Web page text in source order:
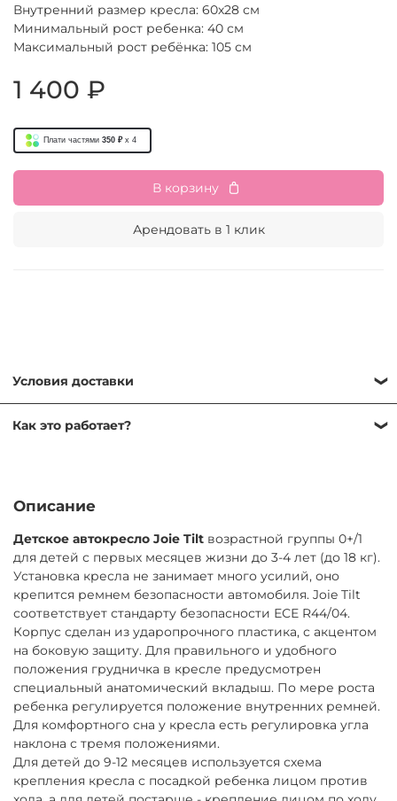
Внутренний размер кресла: 60х28 см
Минимальный рост ребенка: 40 см
Максимальный рост ребёнка: 105 см
1 400 ₽
Плати частями 350 ₽ x 4
В корзину
Арендовать в 1 клик
Условия доставки
ул. Никулинская 23к1, ежедневно 9:00–21:00
Доставка за МКАД — от 600 ₽
Завтра или позже, до 30 км от МКАД
Экспресс-доставка — от 800 ₽
Сегодня
Возврат курьером (по тарифам доставки) или в ПВЗ (ул.
Никулинская 23к1) ежедневно 9:00–21:00
Как это работает?
паспорт РФ для подтверждения личности. Если
паспорта РФ нет, потребуется залог (от 1000 ₽)
Товар можно вернуть в любой момент самостоятельно
или через нашего курьера, при досрочном возврате
оплата не пересчитывается.
Продлить аренду можно онлайн, сообщив нам
минимум за сутки до окончания срока и оплатив
продление.
Описание
Детское автокресло Joie Tilt возрастной группы 0+/1
для детей с первых месяцев жизни до 3-4 лет (до 18 кг).
Установка кресла не занимает много усилий, оно
крепится ремнем безопасности автомобиля. Joie Tilt
соответствует стандарту безопасности ЕСЕ R44/04.
Корпус сделан из ударопрочного пластика, с акцентом
на боковую защиту. Для правильного и удобного
положения грудничка в кресле предусмотрен
специальный анатомический вкладыш. По мере роста
ребенка регулируется положение внутренних ремней.
Для комфортного сна у кресла есть регулировка угла
наклона с тремя положениями.
Для детей до 9-12 месяцев используется схема
крепления кресла с посадкой ребенка лицом против